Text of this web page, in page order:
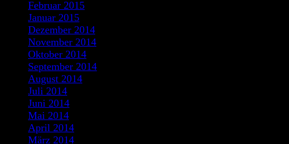
Februar 2015
Januar 2015
Dezember 2014
November 2014
Oktober 2014
September 2014
August 2014
Juli 2014
Juni 2014
Mai 2014
April 2014
März 2014